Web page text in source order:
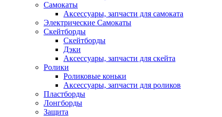
Самокаты
Аксессуары, запчасти для самоката
Электрические Самокаты
Скейтборды
Скейтборды
Дэки
Аксессуары, запчасти для скейта
Ролики
Роликовые коньки
Аксессуары, запчасти для роликов
Пластборды
Лонгборды
Защита